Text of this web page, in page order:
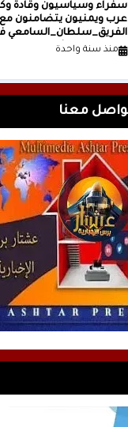
سفراء وسياسيون وقادة
عرب ويمنيون يتضامنون مع
الفريق_سلطان_السامعي
وجه حملة التشويه.. تقرير
منذ سنة واحدة
معنا